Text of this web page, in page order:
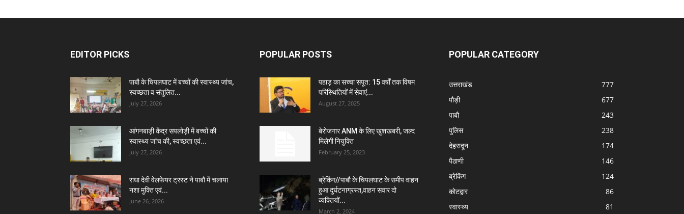
EDITOR PICKS
पाबौ के चिपलघाट में बच्चों की स्वास्थ्य जांच,
स्वच्छता व संतुलित...
July 27, 2026
आंगनबाड़ी केंद्र सपलोड़ी में बच्चों की
स्वास्थ्य जांच की, स्वच्छता एवं...
July 27, 2026
राधा देवी वेलफेयर ट्रस्ट ने पाबौ में चलाया
नशा मुक्ति एवं...
June 26, 2026
POPULAR POSTS
पहाड़ का सच्चा सपूत: 15 वर्षों तक विषम
परिस्थितियों में सेवाएं...
August 27, 2025
बेरोजगार ANM के लिए खुशखबरी, जल्द
मिलेगी नियुक्ति
February 25, 2023
ब्रेकिंग//पाबौ के चिपलघाट के समीप वाहन
हुआ दुर्घटनाग्रस्त,वाहन सवार दो
व्यक्तियों...
March 2, 2024
POPULAR CATEGORY
उत्तराखंड
777
पौड़ी
677
पाबौ
243
पुलिस
238
देहरादून
174
पैठाणी
146
ब्रेकिंग
124
कोटद्वार
86
स्वास्थ्य
81